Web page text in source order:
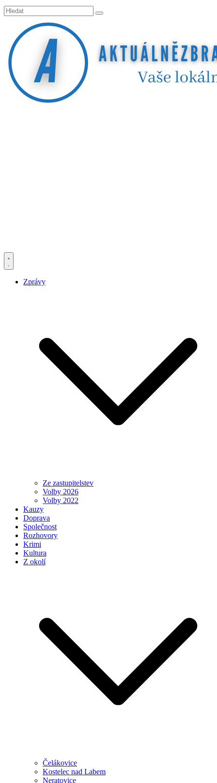
Zprávy
Ze zastupitelstev
Volby 2026
Volby 2022
Kauzy
Doprava
Společnost
Rozhovory
Krimi
Kultura
Z okolí
Čelákovice
Kostelec nad Labem
Neratovice